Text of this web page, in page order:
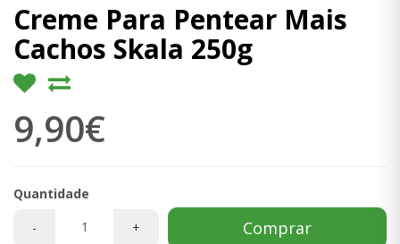
Creme Para Pentear Mais
Cachos Skala 250g
9,90€
Quantidade
-
+ Comprar